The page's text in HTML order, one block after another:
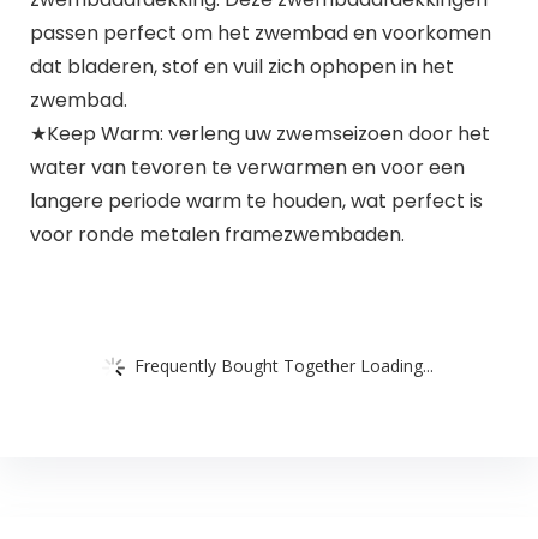
passen perfect om het zwembad en voorkomen
dat bladeren, stof en vuil zich ophopen in het
zwembad.
★Keep Warm: verleng uw zwemseizoen door het
water van tevoren te verwarmen en voor een
langere periode warm te houden, wat perfect is
voor ronde metalen framezwembaden.
Frequently Bought Together Loading...